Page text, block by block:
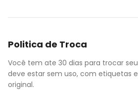
Politica de Troca
Você tem ate 30 dias para trocar
deve estar sem uso, com etiquetas
original.